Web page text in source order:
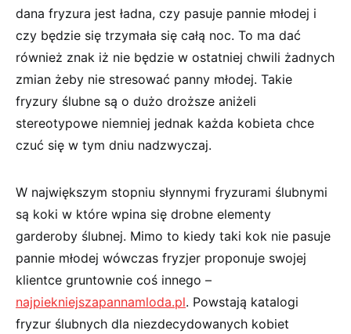
dana fryzura jest ładna, czy pasuje pannie młodej i
czy będzie się trzymała się całą noc. To ma dać
również znak iż nie będzie w ostatniej chwili żadnych
zmian żeby nie stresować panny młodej. Takie
fryzury ślubne są o dużo droższe aniżeli
stereotypowe niemniej jednak każda kobieta chce
czuć się w tym dniu nadzwyczaj.
W największym stopniu słynnymi fryzurami ślubnymi
są koki w które wpina się drobne elementy
garderoby ślubnej. Mimo to kiedy taki kok nie pasuje
pannie młodej wówczas fryzjer proponuje swojej
klientce gruntownie coś innego –
najpiekniejszapannamloda.pl. Powstają katalogi
fryzur ślubnych dla niezdecydowanych kobiet